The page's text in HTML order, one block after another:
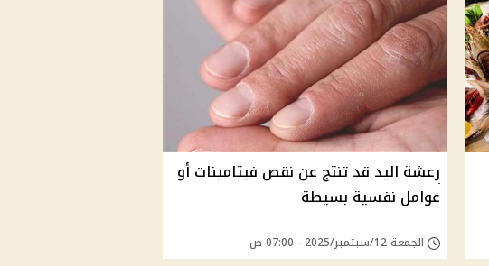
رعشة اليد قد تنتج عن نقص فيتامينات أو
عوامل نفسية بسيطة
الجمعة 12/سبتمبر/2025 - 07:00 ص